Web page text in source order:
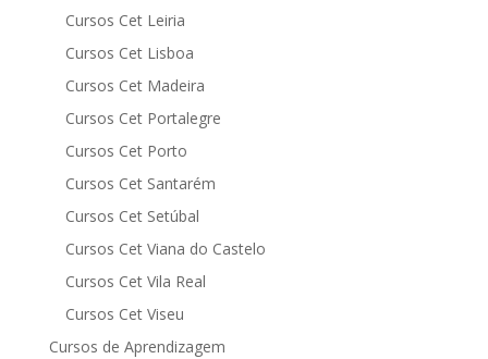
Cursos Cet Leiria
Cursos Cet Lisboa
Cursos Cet Madeira
Cursos Cet Portalegre
Cursos Cet Porto
Cursos Cet Santarém
Cursos Cet Setúbal
Cursos Cet Viana do Castelo
Cursos Cet Vila Real
Cursos Cet Viseu
Cursos de Aprendizagem